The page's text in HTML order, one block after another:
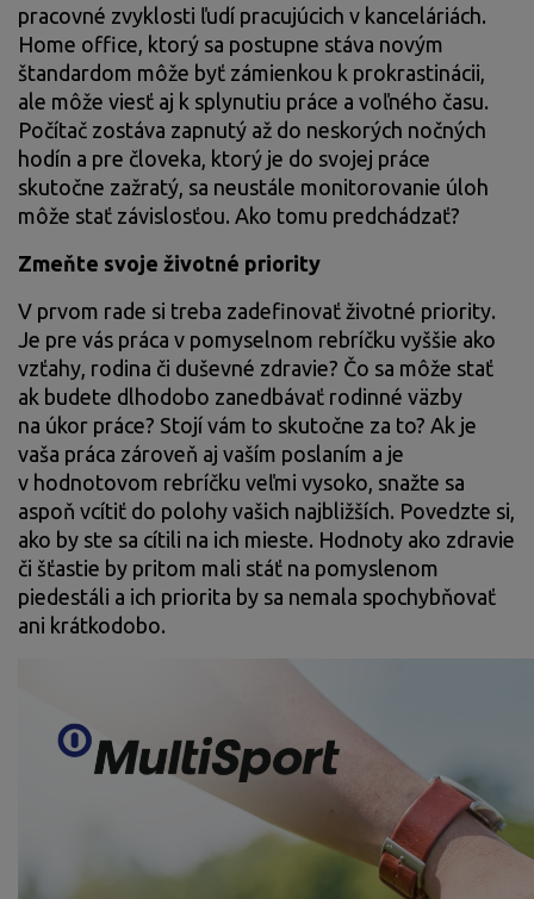
pracovné zvyklosti ľudí pracujúcich v kanceláriách.
Home office, ktorý sa postupne stáva novým
štandardom môže byť zámienkou k prokrastinácii,
ale môže viesť aj k splynutiu práce a voľného času.
Počítač zostáva zapnutý až do neskorých nočných
hodín a pre človeka, ktorý je do svojej práce
skutočne zažratý, sa neustále monitorovanie úloh
môže stať závislosťou. Ako tomu predchádzať?
Zmeňte svoje životné priority
V prvom rade si treba zadefinovať životné priority.
Je pre vás práca v pomyselnom rebríčku vyššie ako
vzťahy, rodina či duševné zdravie? Čo sa môže stať
ak budete dlhodobo zanedbávať rodinné väzby
na úkor práce? Stojí vám to skutočne za to? Ak je
vaša práca zároveň aj vaším poslaním a je
v hodnotovom rebríčku veľmi vysoko, snažte sa
aspoň vcítiť do polohy vašich najbližších. Povedzte si,
ako by ste sa cítili na ich mieste. Hodnoty ako zdravie
či šťastie by pritom mali stáť na pomyslenom
piedestáli a ich priorita by sa nemala spochybňovať
ani krátkodobo.